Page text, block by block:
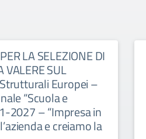
LA SELEZIONE DI
VALERE SUL
Europei –
“Scuola e
2027 – “Impresa in
e creiamo la